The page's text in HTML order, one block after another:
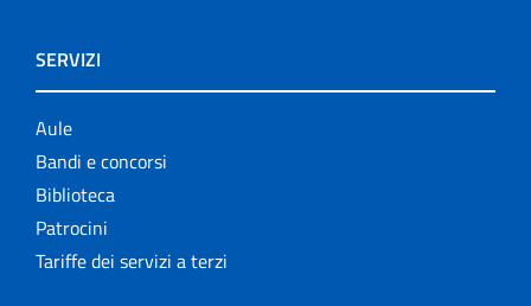
SERVIZI
Aule
Bandi e concorsi
Biblioteca
Patrocini
Tariffe dei servizi a terzi